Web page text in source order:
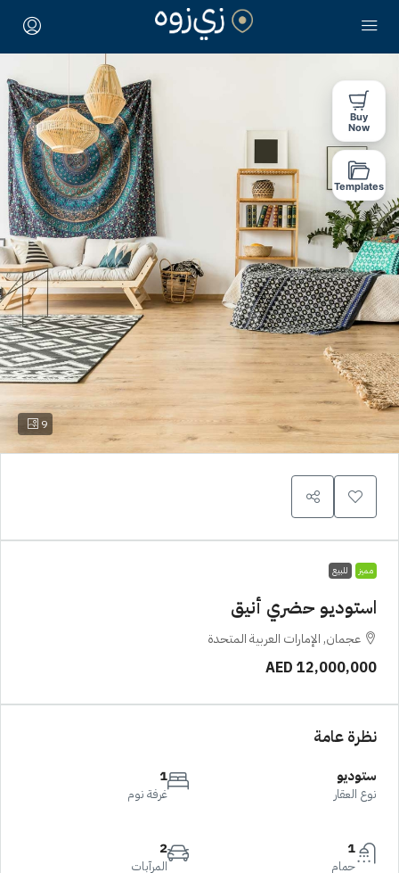
9
مميز للبيع
استوديو حضري أنيق
عجمان, الإمارات العربية المتحدة
AED 12,000,000
نظرة عامة
ستوديو
نوع العقار
1
غرفة نوم
1
حمام
2
المرآبات
Buy
Now
Templates